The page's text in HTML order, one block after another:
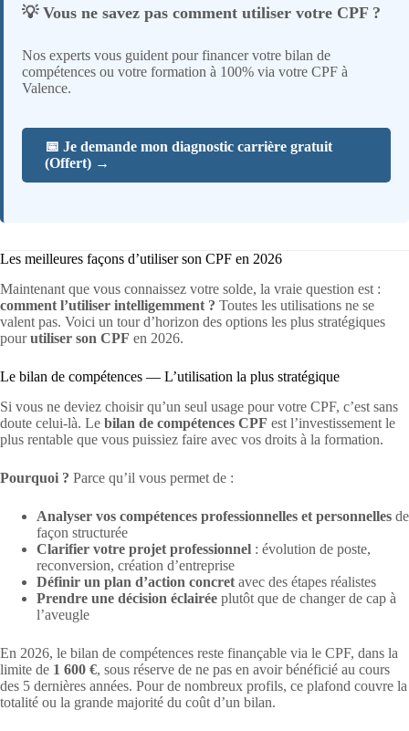
💡 Vous ne savez pas comment utiliser votre CPF ?
Nos experts vous guident pour financer votre bilan de
compétences ou votre formation à 100% via votre CPF à
Valence.
📅 Je demande mon diagnostic carrière gratuit
(Offert) →
Les meilleures façons d’utiliser son CPF en 2026
Maintenant que vous connaissez votre solde, la vraie question est :
comment l’utiliser intelligemment ? Toutes les utilisations ne se
valent pas. Voici un tour d’horizon des options les plus stratégiques
pourutiliser son CPF en 2026.
Le bilan de compétences — L’utilisation la plus stratégique
Si vous ne deviez choisir qu’un seul usage pour votre CPF, c’est sans
doute celui-là. Le bilan de compétences CPF est l’investissement le
plus rentable que vous puissiez faire avec vos droits à la formation.
Pourquoi ? Parce qu’il vous permet de :
Analyser vos compétences professionnelles et personnelles de
façon structurée
Clarifier votre projet professionnel : évolution de poste,
reconversion, création d’entreprise
Définir un plan d’action concret avec des étapes réalistes
Prendre une décision éclairée plutôt que de changer de cap à
l’aveugle
En 2026, le bilan de compétences reste finançable via le CPF, dans la
limite de 1 600 €, sous réserve de ne pas en avoir bénéficié au cours
des 5 dernières années. Pour de nombreux profils, ce plafond couvre la
totalité ou la grande majorité du coût d’un bilan.